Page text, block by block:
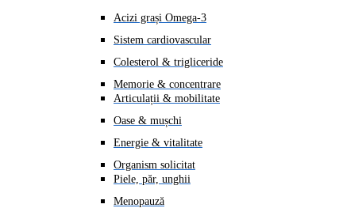
Acizi grași Omega-3
Sistem cardiovascular
Colesterol & trigliceride
Memorie & concentrare
Articulații & mobilitate
Oase & mușchi
Energie & vitalitate
Organism solicitat
Piele, păr, unghii
Menopauză